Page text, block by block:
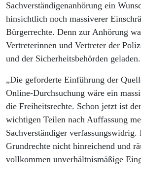
Sachverständigenanhörung ein
hinsichtlich noch massiverer
Bürgerrechte. Denn zur Anhörung
Vertreterinnen und Vertreter der
und der Sicherheitsbehörden
„Die geforderte Einführung der
Online-Durchsuchung wäre ein
die Freiheitsrechte. Schon jetzt ist
wichtigen Teilen nach Auffassung
Sachverständiger verfassungswidrig.
Grundrechte nicht hinreichend und
vollkommen unverhältnismäßige